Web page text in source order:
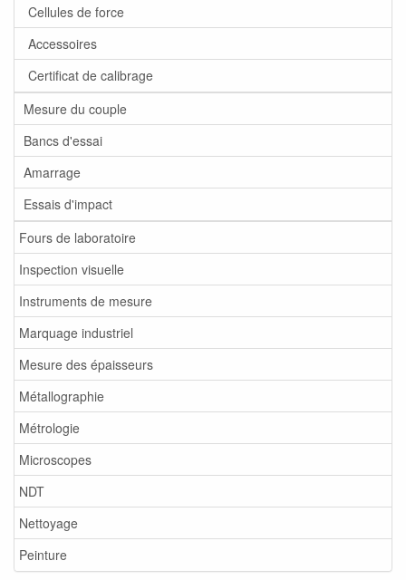
Cellules de force
Accessoires
Certificat de calibrage
Mesure du couple
Bancs d'essai
Amarrage
Essais d'impact
Fours de laboratoire
Inspection visuelle
Instruments de mesure
Marquage industriel
Mesure des épaisseurs
Métallographie
Métrologie
Microscopes
NDT
Nettoyage
Peinture